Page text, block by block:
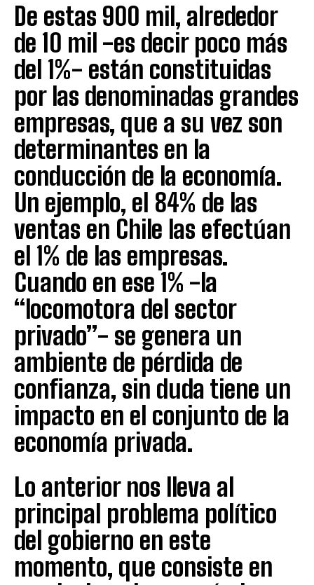
De estas 900 mil, alrededor
de 10 mil -es decir poco más
del 1%- están constituidas
por las denominadas grandes
empresas, que a su vez son
determinantes en la
conducción de la economía.
Un ejemplo, el 84% de las
ventas en Chile las efectúan
el 1% de las empresas.
Cuando en ese 1% -la
“locomotora del sector
privado”- se genera un
ambiente de pérdida de
confianza, sin duda tiene un
impacto en el conjunto de la
economía privada.
Lo anterior nos lleva al
principal problema político
del gobierno en este
momento, que consiste en